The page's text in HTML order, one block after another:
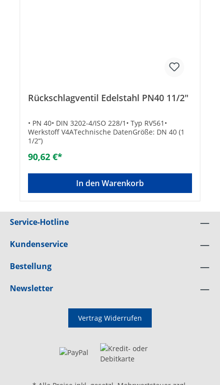
Rückschlagventil Edelstahl PN40 11/2"
• PN 40• DIN 3202-4/ISO 228/1• Typ RV561•
Werkstoff V4ATechnische DatenGröße: DN 40 (1
1/2“)
90,62 €*
In den Warenkorb
Service-Hotline
Kundenservice
Bestellung
Newsletter
Vertrag Widerrufen